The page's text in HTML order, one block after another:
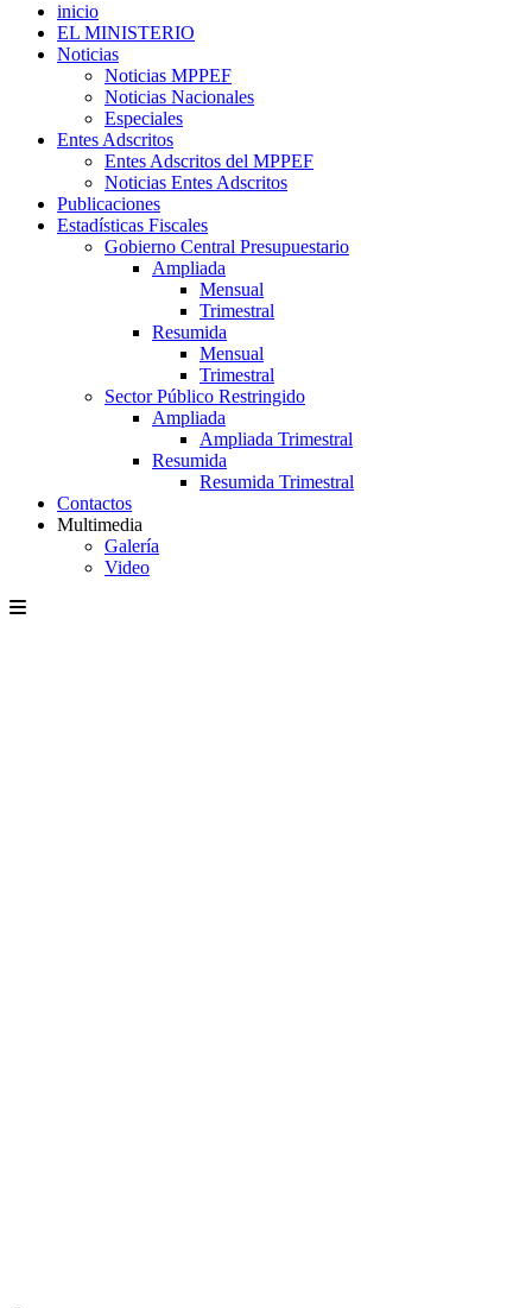
inicio
EL MINISTERIO
Noticias
Noticias MPPEF
Noticias Nacionales
Especiales
Entes Adscritos
Entes Adscritos del MPPEF
Noticias Entes Adscritos
Publicaciones
Estadísticas Fiscales
Gobierno Central Presupuestario
Ampliada
Mensual
Trimestral
Resumida
Mensual
Trimestral
Sector Público Restringido
Ampliada
Ampliada Trimestral
Resumida
Resumida Trimestral
Contactos
Multimedia
Galería
Video